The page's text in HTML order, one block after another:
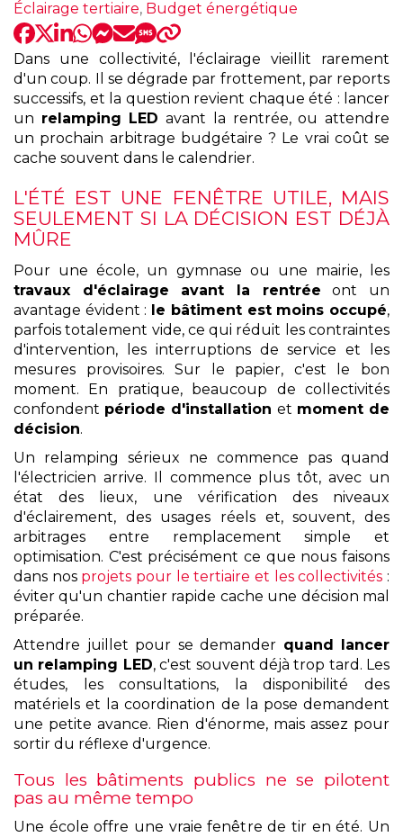
:
Éclairage tertiaire, Budget énergétique
Dans une collectivité, l'éclairage vieillit rarement
d'un coup. Il se dégrade par frottement, par reports
successifs, et la question revient chaque été : lancer
un relamping LED avant la rentrée, ou attendre
un prochain arbitrage budgétaire ? Le vrai coût se
cache souvent dans le calendrier.
L'ÉTÉ EST UNE FENÊTRE UTILE, MAIS
SEULEMENT SI LA DÉCISION EST DÉJÀ
MÛRE
Pour une école, un gymnase ou une mairie, les
travaux d'éclairage avant la rentrée ont un
avantage évident : le bâtiment est moins occupé,
parfois totalement vide, ce qui réduit les contraintes
d'intervention, les interruptions de service et les
mesures provisoires. Sur le papier, c'est le bon
moment. En pratique, beaucoup de collectivités
confondent période d'installation et moment de
décision.
Un relamping sérieux ne commence pas quand
l'électricien arrive. Il commence plus tôt, avec un
état des lieux, une vérification des niveaux
d'éclairement, des usages réels et, souvent, des
arbitrages entre remplacement simple et
optimisation. C'est précisément ce que nous faisons
dans nos projets pour le tertiaire et les collectivités :
éviter qu'un chantier rapide cache une décision mal
préparée.
Attendre juillet pour se demander quand lancer
un relamping LED, c'est souvent déjà trop tard. Les
études, les consultations, la disponibilité des
matériels et la coordination de la pose demandent
une petite avance. Rien d'énorme, mais assez pour
sortir du réflexe d'urgence.
Tous les bâtiments publics ne se pilotent
pas au même tempo
Une école offre une vraie fenêtre de tir en été. Un